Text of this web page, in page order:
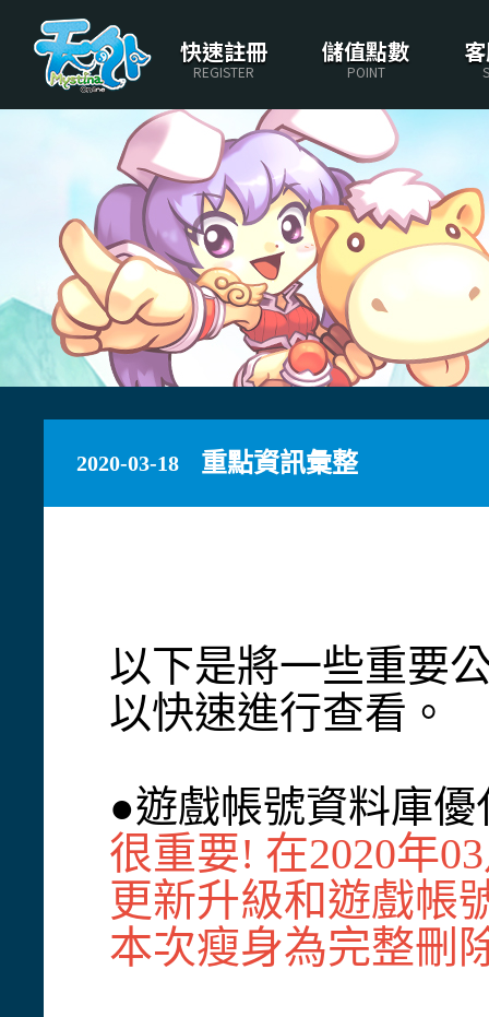
快速註冊
REGISTER
儲值點數
POINT
2020-03-18 重點資訊彙整
以下是將一些重要
以快速進行查看。
●遊戲帳號資料庫
很重要! 在2020年
更新升級和遊戲帳
本次瘦身為完整刪